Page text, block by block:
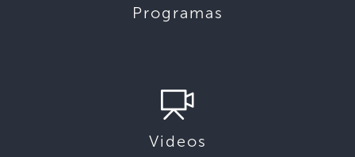
Programas
Videos